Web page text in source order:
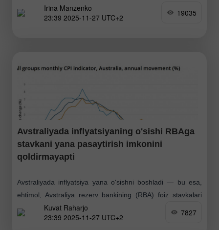
dekabrga qadar davom etadigan mini-ta'tilga chiqqan deb
aytish mumkin. Uzaytirilgan
Irina Manzenko
23:39 2025-11-27 UTC+2
19035
Avstraliyada inflyatsiyaning o'sishi RBAga
stavkani yana pasaytirish imkonini
qoldirmayapti
Avstraliyada inflyatsiya yana o'sishni boshladi — bu esa,
ehtimol, Avstraliya rezerv bankining (RBA) foiz stavkalari
bo'yicha pozitsiyasiga va Avstraliya dollari kursiga ta'sir
qiluvchi eng muhim yangilikdir. Uchinchi chorakda
Kuvat Raharjo
23:39 2025-11-27 UTC+2
7827